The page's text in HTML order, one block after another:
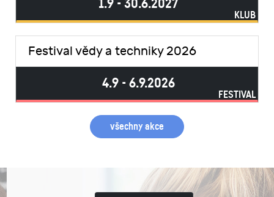
KLUB
1.9 - 30.6.2027
FESTIVAL
Festival vědy a techniky 2026
4.9 - 6.9.2026
všechny akce